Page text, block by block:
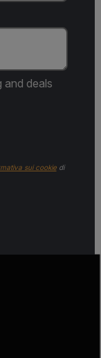
and deals
sui cookiedi